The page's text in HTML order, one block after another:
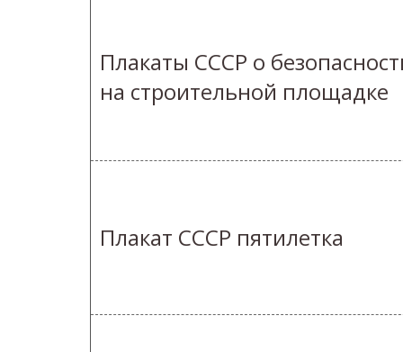
Плакаты СССР о
на строительной площадке
Плакат СССР пятилетка